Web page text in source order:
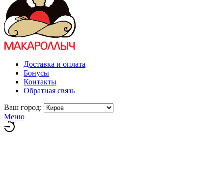
Доставка и оплата
Бонусы
Контакты
Обратная связь
Ваш город:
Меню